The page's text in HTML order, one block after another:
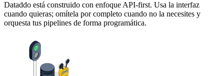
Dataddo está construido con enfoque API-first. Usa la interfaz
cuando quieras; omítela por completo cuando no la necesites y
orquesta tus pipelines de forma programática.